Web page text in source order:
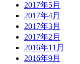
2017年5月
2017年4月
2017年3月
2017年2月
2016年11月
2016年9月